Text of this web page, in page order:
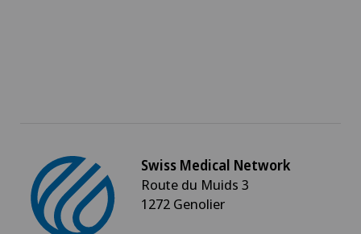
Swiss Medical Network
Route du Muids 3
1272 Genolier